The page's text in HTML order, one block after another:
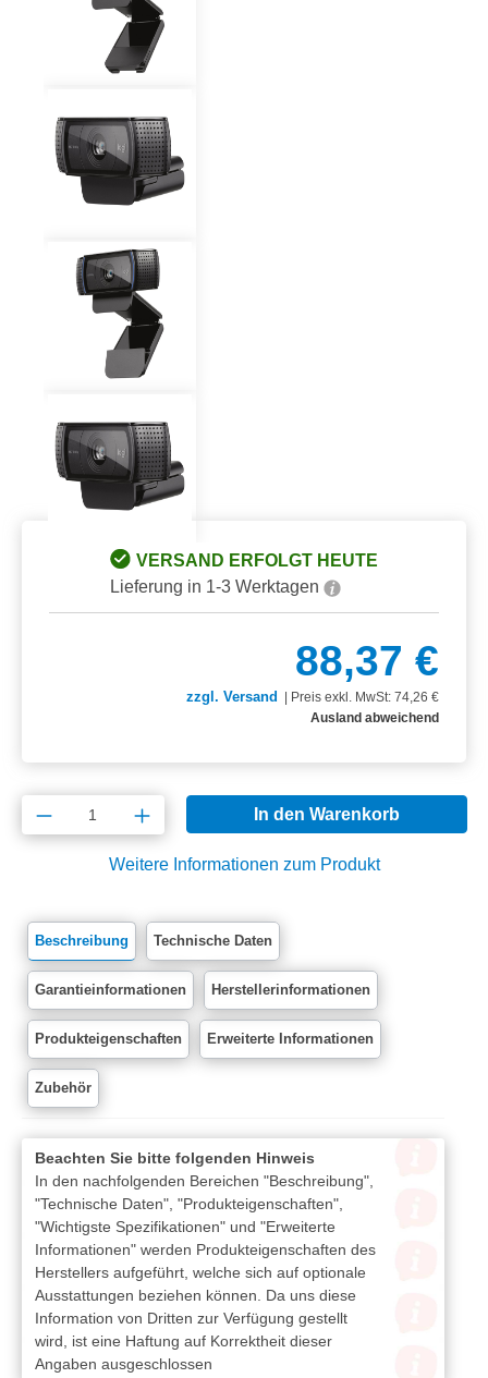
VERSAND ERFOLGT HEUTE
Lieferung in 1-3 Werktagen
88,37 €
zzgl. Versand
Preis exkl. MwSt: 74,26 €
Ausland abweichend
Produkt Anzahl: Gib den gewünschten
In den Warenkorb
Weitere Informationen zum Produkt
Beschreibung Technische Daten
Garantieinformationen Herstellerinformationen
Produkteigenschaften Erweiterte Informationen
Zubehör
Beachten Sie bitte folgenden Hinweis
In den nachfolgenden Bereichen "Beschreibung",
"Technische Daten", "Produkteigenschaften",
"Wichtigste Spezifikationen" und "Erweiterte
Informationen" werden Produkteigenschaften des
Herstellers aufgeführt, welche sich auf optionale
Ausstattungen beziehen können. Da uns diese
Information von Dritten zur Verfügung gestellt
wird, ist eine Haftung auf Korrektheit dieser
Angaben ausgeschlossen